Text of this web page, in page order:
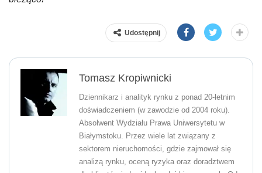
Udostępnij
Tomasz Kropiwnicki
Dziennikarz i analityk rynku z ponad 20-letnim
doświadczeniem (w zawodzie od 2004 roku).
Absolwent Wydziału Prawa Uniwersytetu w
Białymstoku. Przez wiele lat związany z
sektorem nieruchomości, gdzie zajmował się
analizą rynku, oceną ryzyka oraz doradztwem